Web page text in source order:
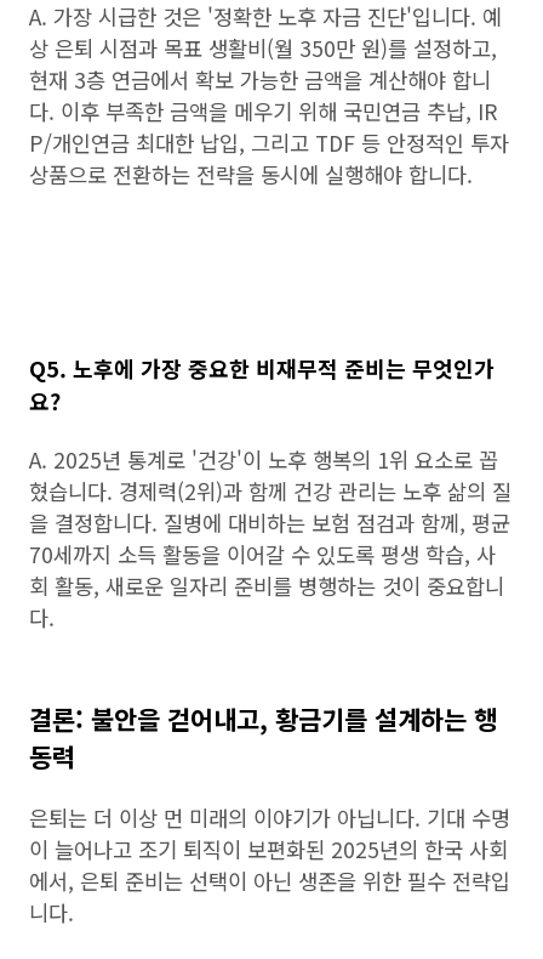
A. 가장 시급한 것은 '정확한 노후 자금 진단'입니다. 예
상 은퇴 시점과 목표 생활비(월 350만 원)를 설정하고,
현재 3층 연금에서 확보 가능한 금액을 계산해야 합니
다. 이후 부족한 금액을 메우기 위해 국민연금 추납, IR
P/개인연금 최대한 납입, 그리고 TDF 등 안정적인 투자
상품으로 전환하는 전략을 동시에 실행해야 합니다.
Q5. 노후에 가장 중요한 비재무적 준비는 무엇인가
요?
A. 2025년 통계로 '건강'이 노후 행복의 1위 요소로 꼽
혔습니다. 경제력(2위)과 함께 건강 관리는 노후 삶의 질
을 결정합니다. 질병에 대비하는 보험 점검과 함께, 평균
70세까지 소득 활동을 이어갈 수 있도록 평생 학습, 사
회 활동, 새로운 일자리 준비를 병행하는 것이 중요합니
다.
결론: 불안을 걷어내고, 황금기를 설계하는 행
동력
은퇴는 더 이상 먼 미래의 이야기가 아닙니다. 기대 수명
이 늘어나고 조기 퇴직이 보편화된 2025년의 한국 사회
에서, 은퇴 준비는 선택이 아닌 생존을 위한 필수 전략입
니다.